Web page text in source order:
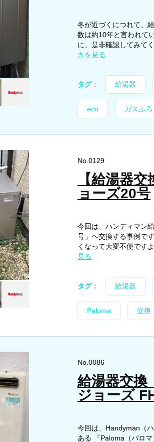
冬が近づくにつれて、
数は約10年と言われて
に、是非確認してみて
きを見る
タグ： 給湯器
eco ガスふろ
No.0129
【給湯器
ョーズ20号
今回は、ハンディマン
号」へ交換する事例で
くなって大変不便です
見る
タグ： 給湯器
Paloma 交換
No.0086
給湯器交換
ジョーズ
今回は、Handyman（
ある 『Paloma（パロ